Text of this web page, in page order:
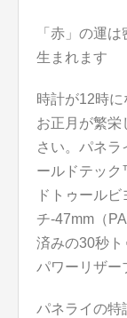
「赤」の運
生まれます
時計が12時に
お正月が繁栄
さい。パネ
ールドテッ
ドトゥール
チ-47mm（
済みの30秒
パワーリザー
パネライの